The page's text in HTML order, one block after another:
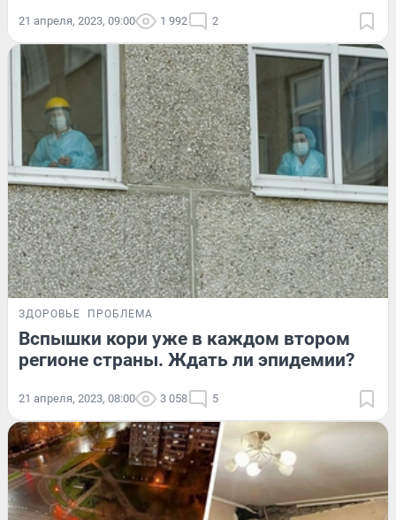
21 апреля, 2023, 09:00 1 992 2
ЗДОРОВЬЕ ПРОБЛЕМА
Вспышки кори уже в каждом втором
регионе страны. Ждать ли эпидемии?
21 апреля, 2023, 08:00 3 058 5